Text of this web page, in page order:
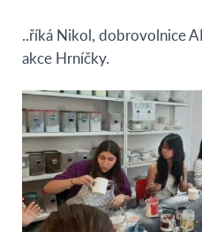
..říká Nikol, dobrovolnice
akce Hrníčky.